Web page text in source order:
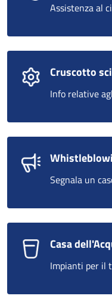
Assistenza al
Cruscotto
Info relative
Segnala un
Casa
Impianti per il